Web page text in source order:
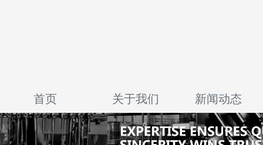
首页 关于我们 新闻动态